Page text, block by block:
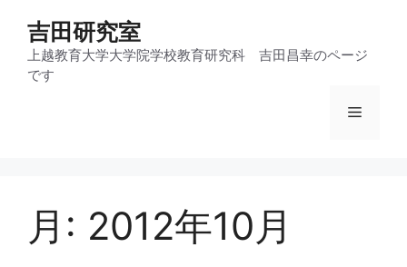
吉田研究室
上越教育大学大学院学校教育研究科 吉田昌幸のページ
です
メ
月: 2012年10月